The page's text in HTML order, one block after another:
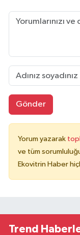
Gönder
Yorum yazarak
ve tüm
Ekovitrin Haber
Trend